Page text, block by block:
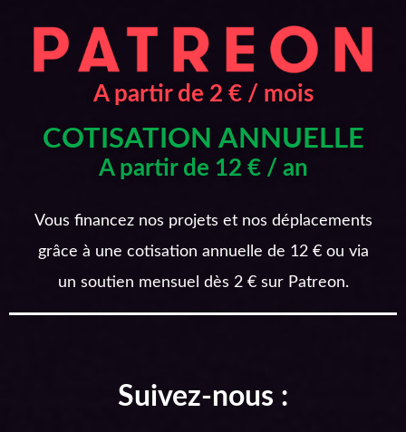
A partir de 2 € / mois
COTISATION ANNUELLE
A partir de 12 € / an
Vous financez nos projets et nos déplacements
grâce à une cotisation annuelle de 12 € ou via
un soutien mensuel dès 2 € sur Patreon.
Suivez-nous :